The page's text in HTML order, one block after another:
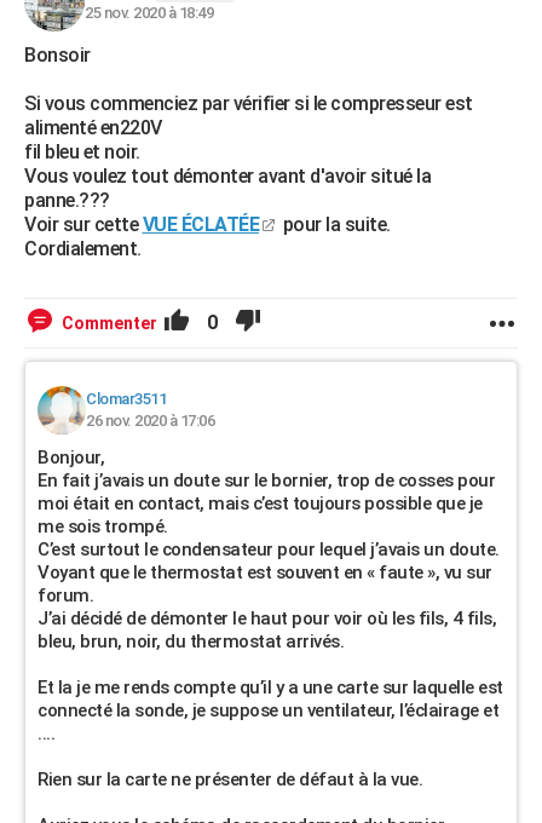
25 nov. 2020 à 18:49
Bonsoir
Si vous commenciez par vérifier si le compresseur est
alimenté en220V
fil bleu et noir.
Vous voulez tout démonter avant d'avoir situé la
panne.???
Voir sur cetteVUE ÉCLATÉE
pour la suite.
Cordialement.
Commenter 0
Clomar3511
26 nov. 2020 à 17:06
Bonjour,
En fait j’avais un doute sur le bornier, trop de cosses pour
moi était en contact, mais c’est toujours possible que je
me sois trompé.
C’est surtout le condensateur pour lequel j’avais un doute.
Voyant que le thermostat est souvent en « faute », vu sur
forum.
J’ai décidé de démonter le haut pour voir où les fils, 4 fils,
bleu, brun, noir, du thermostat arrivés.
Et la je me rends compte qu’il y a une carte sur laquelle est
connecté la sonde, je suppose un ventilateur, l’éclairage et
....
Rien sur la carte ne présenter de défaut à la vue.